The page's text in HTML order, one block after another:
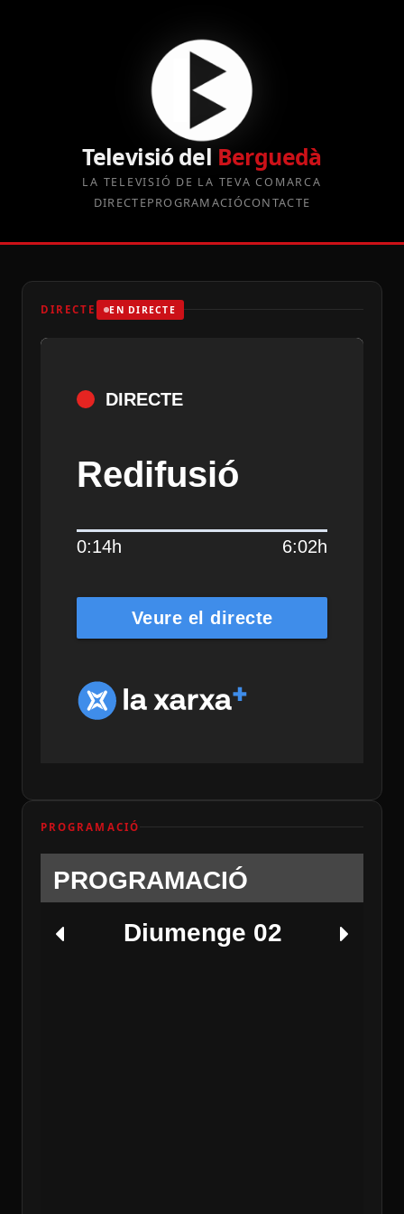
Televisió del Berguedà
LA TELEVISIÓ DE LA TEVA COMARCA
DIRECTEPROGRAMACIÓCONTACTE
DIRECTE EN DIRECTE
DIRECTE
Redifusió
0:14h 6:02h
Veure el directe
PROGRAMACIÓ
PROGRAMACIÓ
Diumenge 02